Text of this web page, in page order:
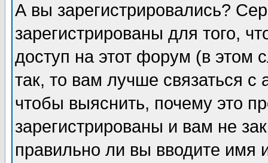
А вы зарегистрировались?
зарегистрированы для того,
доступ на этот форум (в этом
так, то вам лучше связаться
чтобы выяснить, почему это
зарегистрированы и вам не
правильно ли вы вводите